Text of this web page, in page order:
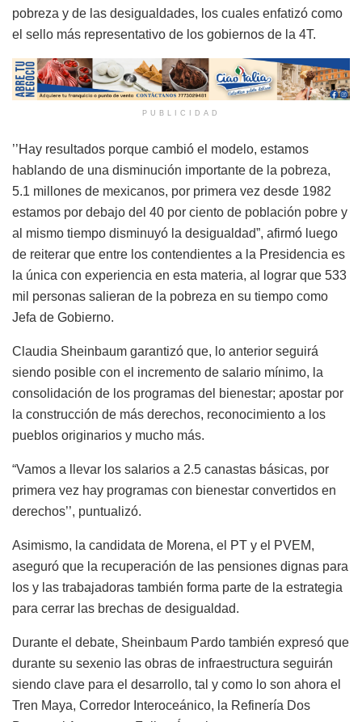
pobreza y de las desigualdades, los cuales enfatizó como
el sello más representativo de los gobiernos de la 4T.
PUBLICIDAD
’’Hay resultados porque cambió el modelo, estamos
hablando de una disminución importante de la pobreza,
5.1 millones de mexicanos, por primera vez desde 1982
estamos por debajo del 40 por ciento de población pobre y
al mismo tiempo disminuyó la desigualdad”, afirmó luego
de reiterar que entre los contendientes a la Presidencia es
la única con experiencia en esta materia, al lograr que 533
mil personas salieran de la pobreza en su tiempo como
Jefa de Gobierno.
Claudia Sheinbaum garantizó que, lo anterior seguirá
siendo posible con el incremento de salario mínimo, la
consolidación de los programas del bienestar; apostar por
la construcción de más derechos, reconocimiento a los
pueblos originarios y mucho más.
“Vamos a llevar los salarios a 2.5 canastas básicas, por
primera vez hay programas con bienestar convertidos en
derechos’’, puntualizó.
Asimismo, la candidata de Morena, el PT y el PVEM,
aseguró que la recuperación de las pensiones dignas para
los y las trabajadoras también forma parte de la estrategia
para cerrar las brechas de desigualdad.
Durante el debate, Sheinbaum Pardo también expresó que
durante su sexenio las obras de infraestructura seguirán
siendo clave para el desarrollo, tal y como lo son ahora el
Tren Maya, Corredor Interoceánico, la Refinería Dos